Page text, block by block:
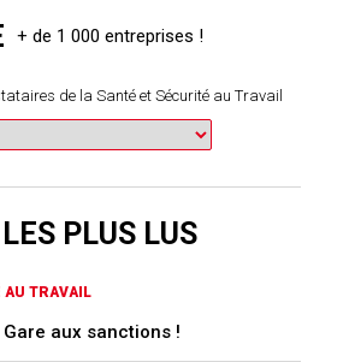
de la Santé et Sécurité au Travail
PLUS LUS
AU TRAVAIL
aux sanctions !